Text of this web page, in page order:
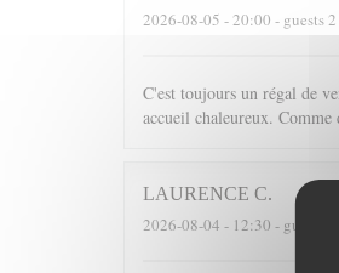
2026-08-05 - 20:00 - guests 2
C'est toujours un régal de
accueil chaleureux.
LAURENCE C
2026-08-04 - 12:30 - guests 10